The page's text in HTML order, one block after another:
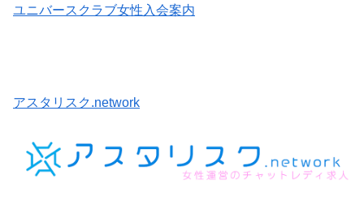
ユニバースクラブ女性入会案内
アスタリスク.network